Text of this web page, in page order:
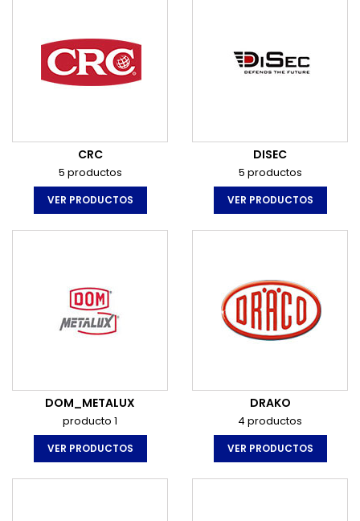
CRC
5 productos
VER PRODUCTOS
DISEC
5 productos
VER PRODUCTOS
DOM_METALUX
producto 1
VER PRODUCTOS
DRAKO
4 productos
VER PRODUCTOS